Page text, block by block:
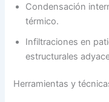
Condensación
térmico.
Infiltraciones en
estructurales
Herramientas y